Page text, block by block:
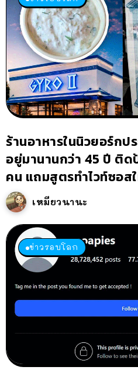
ร้านอาหารในนิวยอร์ก
อยู่มานานกว่า 45 ปี ติ
คน แถมสูตรทำไวท์ซอส
เหมียวนานะ
ข่าวรอบโลก